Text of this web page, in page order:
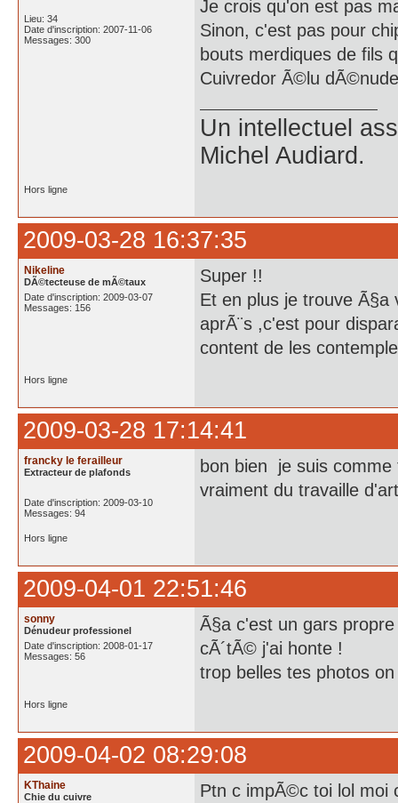
Lieu: 34
Date d'inscription: 2007-11-06
Messages: 300
Je crois qu'on est pas
Sinon, c'est pas pour
bouts merdiques de fils
Cuivredor Ã©lu
Un intellectuel
Michel Audiard.
Hors ligne
2009-03-28 16:37:35
Nikeline
DÃ©tecteuse de mÃ©taux
Date d'inscription: 2009-03-07
Messages: 156
Super !!
Et en plus je trouve Ã§a
aprÃ¨s ,c'est pour
content de les
Hors ligne
2009-03-28 17:14:41
francky le ferailleur
Extracteur de plafonds
Date d'inscription: 2009-03-10
Messages: 94
bon bien je suis
vraiment du travaille
Hors ligne
2009-04-01 22:51:46
sonny
Dénudeur professionel
Date d'inscription: 2008-01-17
Messages: 56
Ã§a c'est un gars
cÃ´tÃ© j'ai honte !
trop belles tes photos
Hors ligne
2009-04-02 08:29:08
KThaine
Chie du cuivre
Ptn c impÃ©c toi lol moi